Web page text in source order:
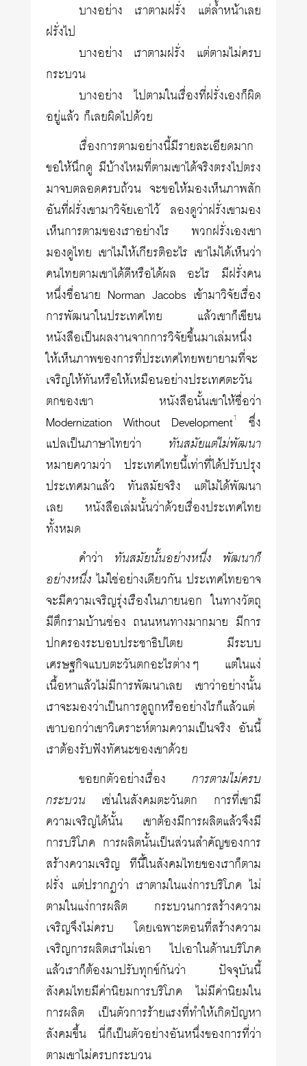
บางอย่าง เราตามฝรั่ง แต่ล้ำหน้าเลย
ฝรั่งไป
บางอย่าง เราตามฝรั่ง แต่ตามไม่ครบ
กระบวน
บางอย่าง ไปตามในเรื่องที่ฝรั่งเองก็ผิด
อยู่แล้ว ก็เลยผิดไปด้วย
เรื่องการตามอย่างนี้มีรายละเอียดมาก
ขอให้นึกดู มีบ้างไหมที่ตามเขาได้จริงตรงไปตรง
มาจบตลอดครบถ้วน จะขอให้มองเห็นภาพสัก
อันที่ฝรั่งเขามาวิจัยเอาไว้ ลองดูว่าฝรั่งเขามอง
เห็นการตามของเราอย่างไร พวกฝรั่งเองเขา
มองดูไทย เขาไม่ให้เกียรติอะไร เขาไม่ได้เห็นว่า
คนไทยตามเขาได้ดีหรือได้ผล อะไร มีฝรั่งคน
หนึ่งชื่อนาย Norman Jacobs เข้ามาวิจัยเรื่อง
การพัฒนาในประเทศไทย แล้วเขาก็เขียน
หนังสือเป็นผลงานจากการวิจัยขึ้นมาเล่มหนึ่ง
ให้เห็นภาพของการที่ประเทศไทยพยายามที่จะ
เจริญให้ทันหรือให้เหมือนอย่างประเทศตะวัน
ตกของเขา หนังสือนั้นเขาให้ชื่อว่า
Modernization Without Development1
ซึ่ง
แปลเป็นภาษาไทยว่า ทันสมัยแต่ไม่พัฒนา
หมายความว่า ประเทศไทยนี้เท่าที่ได้ปรับปรุง
ประเทศมาแล้ว ทันสมัยจริง แต่ไม่ได้พัฒนา
เลย หนังสือเล่มนั้นว่าด้วยเรื่องประเทศไทย
ทั้งหมด
คำว่า ทันสมัยนั้นอย่างหนึ่ง พัฒนาก็
อย่างหนึ่ง ไม่ใช่อย่างเดียวกัน ประเทศไทยอาจ
จะมีความเจริญรุ่งเรืองในภายนอก ในทางวัตถุ
มีตึกรามบ้านช่อง ถนนหนทางมากมาย มีการ
ปกครองระบอบประชาธิปไตย มีระบบ
เศรษฐกิจแบบตะวันตกอะไรต่างๆ แต่ในแง่
เนื้อหาแล้วไม่มีการพัฒนาเลย เขาว่าอย่างนั้น
เราจะมองว่าเป็นการดูถูกหรืออย่างไรก็แล้วแต่
เขาบอกว่าเขาวิเคราะห์ตามความเป็นจริง อันนี้
เราต้องรับฟังทัศนะของเขาด้วย
ขอยกตัวอย่างเรื่อง การตามไม่ครบ
กระบวน เช่นในสังคมตะวันตก การที่เขามี
ความเจริญได้นั้น เขาต้องมีการผลิตแล้วจึงมี
การบริโภค การผลิตนั้นเป็นส่วนสำคัญของการ
สร้างความเจริญ ทีนี้ในสังคมไทยของเราก็ตาม
ฝรั่ง แต่ปรากฏว่า เราตามในแง่การบริโภค ไม่
ตามในแง่การผลิต กระบวนการสร้างความ
เจริญจึงไม่ครบ โดยเฉพาะตอนที่สร้างความ
เจริญการผลิตเราไม่เอา ไปเอาในด้านบริโภค
แล้วเราก็ต้องมาปรับทุกข์กันว่า ปัจจุบันนี้
สังคมไทยมีค่านิยมการบริโภค ไม่มีค่านิยมใน
การผลิต เป็นตัวการร้ายแรงที่ทำให้เกิดปัญหา
สังคมขึ้น นี่ก็เป็นตัวอย่างอันหนึ่งของการที่ว่า
ตามเขาไม่ครบกระบวน